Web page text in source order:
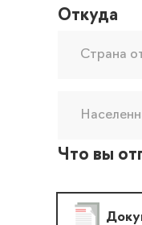
Откуда
Страна
Что вы